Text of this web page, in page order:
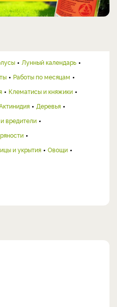
Лунный календарь
Работы по месяцам
Клематисы и княжики
Деревья
вредители
и укрытия
Овощи